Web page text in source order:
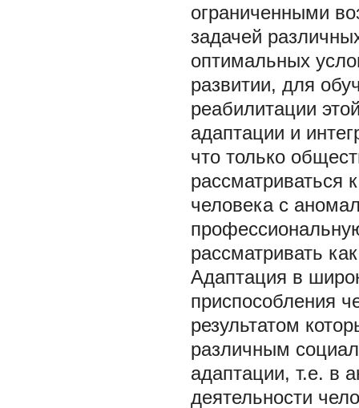
ограниченными
задачей
оптимальных
развитии, для
реабилитации
адаптации и
что только
рассматриваться
человека с
рассматривать
Адаптация в
приспособления
результатом
различным
адаптации, т.е. в
деятельности